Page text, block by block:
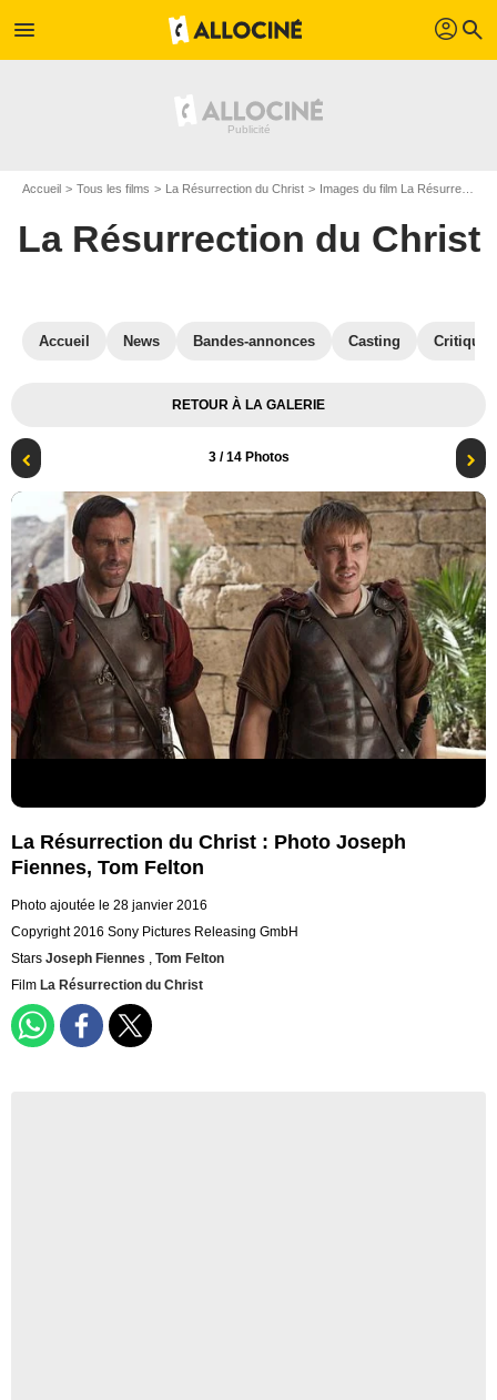
menu profil search
Accueil Tous les films La Résurrection du Christ Images du film La Résurrection du Christ
La Résurrection du Christ
Accueil News Bandes-annonces Casting
RETOUR À LA GALERIE
3/ 14 Photos
La Résurrection du Christ : Photo Joseph
Fiennes, Tom Felton
Photo ajoutée le 28 janvier 2016
Copyright 2016 Sony Pictures Releasing GmbH
Stars Joseph Fiennes , Tom Felton
Film La Résurrection du Christ